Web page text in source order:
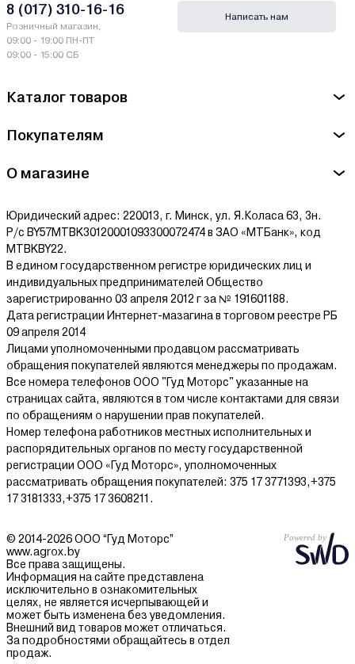
Каталог товаров
Покупателям
О магазине
Юридический адрес: 220013, г. Минск, ул. Я.Коласа 63, 3н.
Р/с BY57MTBK30120001093300072474 в ЗАО «МТБанк», код
MTBKBY22.
В едином государственном регистре юридических лиц и
индивидуальных предпринимателей Общество
зарегистрированно 03 апреля 2012 г за № 191601188.
Дата регистрации Интернет-мазагина в торговом реестре РБ
09 апреля 2014
Лицами уполномоченными продавцом рассматривать
обращения покупателей являются менеджеры по продажам.
Все номера телефонов ООО "Гуд Моторс" указанные на
страницах сайта, являются в том числе контактами для связи
по обращениям о нарушении прав покупателей.
Номер телефона работников местных исполнительных и
распорядительных органов по месту государственной
регистрации ООО «Гуд Моторс», уполномоченных
рассматривать обращения покупателей: 375 17 3771393,+375
17 3181333,+375 17 3608211.
8 (017) 310-16-16
Розничный магазин,
09:00 - 19:00 ПН-ПТ
09:00 - 15:00 СБ
Написать нам
© 2014-2026 ООО “Гуд Моторс”
www.agrox.by
Все права защищены.
Информация на сайте представлена
исключительно в ознакомительных
целях, не является исчерпывающей и
может быть изменена без уведомления.
Внешний вид товаров может отличаться.
За подробностями обращайтесь в отдел
продаж.